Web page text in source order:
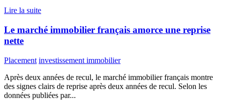
Lire la suite
Le marché immobilier français amorce une reprise
nette
Placement investissement immobilier
Après deux années de recul, le marché immobilier français montre
des signes clairs de reprise après deux années de recul. Selon les
données publiées par...